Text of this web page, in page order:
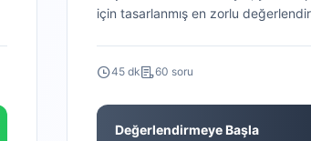
için tasarlanmış en zorlu
45 dk 60 soru
Değerlendirmeye Başla